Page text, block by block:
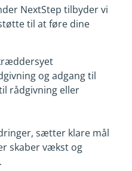
NextStep tilbyder vi
til at føre dine
og adgang til
rådgivning eller
sætter klare mål
skaber vækst og